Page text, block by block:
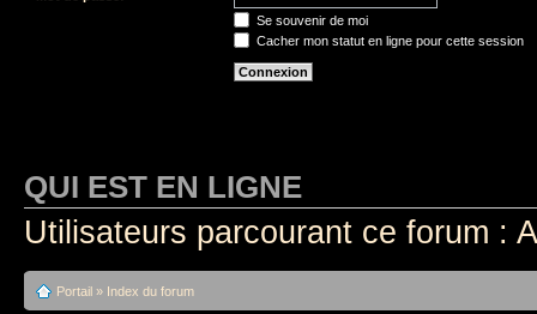
Se souvenir de moi
Cacher mon statut en ligne pour cette session
QUI EST EN LIGNE
Utilisateurs parcourant ce forum :
Portail » Index du forum